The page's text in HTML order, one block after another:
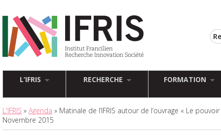
L’IFRIS RECHERCHE FORMATION
L'IFRIS » Agenda » Matinale de l’IFRIS autour de l’ouvrage « Le
Novembre 2015